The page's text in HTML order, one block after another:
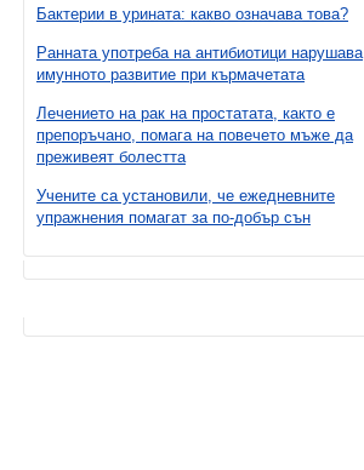
Бактерии в урината: какво означава това?
Ранната употреба на антибиотици нарушава
имунното развитие при кърмачетата
Лечението на рак на простатата, както е
препоръчано, помага на повечето мъже да
преживеят болестта
Учените са установили, че ежедневните
упражнения помагат за по-добър сън